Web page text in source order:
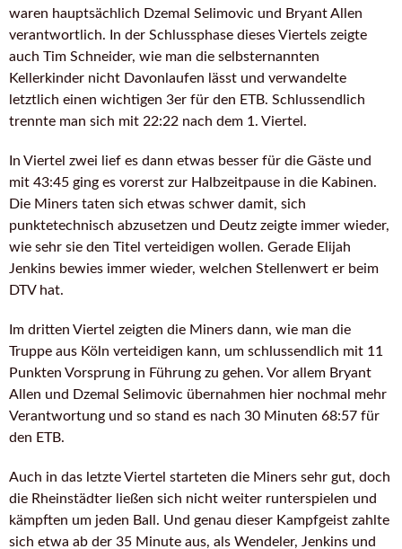
waren hauptsächlich Dzemal Selimovic und Bryant Allen
verantwortlich. In der Schlussphase dieses Viertels zeigte
auch Tim Schneider, wie man die selbsternannten
Kellerkinder nicht Davonlaufen lässt und verwandelte
letztlich einen wichtigen 3er für den ETB. Schlussendlich
trennte man sich mit 22:22 nach dem 1. Viertel.
In Viertel zwei lief es dann etwas besser für die Gäste und
mit 43:45 ging es vorerst zur Halbzeitpause in die Kabinen.
Die Miners taten sich etwas schwer damit, sich
punktetechnisch abzusetzen und Deutz zeigte immer wieder,
wie sehr sie den Titel verteidigen wollen. Gerade Elijah
Jenkins bewies immer wieder, welchen Stellenwert er beim
DTV hat.
Im dritten Viertel zeigten die Miners dann, wie man die
Truppe aus Köln verteidigen kann, um schlussendlich mit 11
Punkten Vorsprung in Führung zu gehen. Vor allem Bryant
Allen und Dzemal Selimovic übernahmen hier nochmal mehr
Verantwortung und so stand es nach 30 Minuten 68:57 für
den ETB.
Auch in das letzte Viertel starteten die Miners sehr gut, doch
die Rheinstädter ließen sich nicht weiter runterspielen und
kämpften um jeden Ball. Und genau dieser Kampfgeist zahlte
sich etwa ab der 35 Minute aus, als Wendeler, Jenkins und